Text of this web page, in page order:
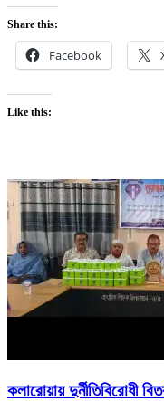
Share this:
Facebook
Like this:
কলারোয়ায় দুর্নীতিবিরোধী